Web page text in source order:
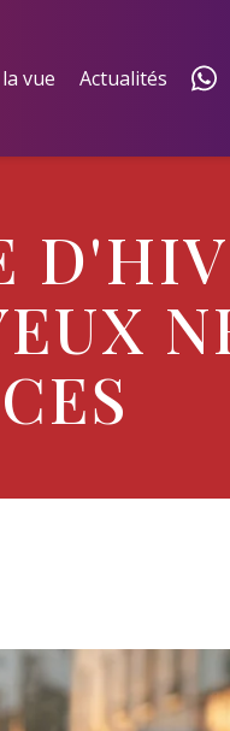
vue Actualités